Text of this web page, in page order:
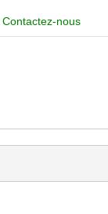
Contactez-nous